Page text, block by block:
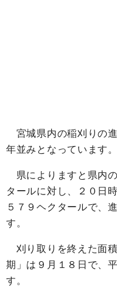
宮城県内の稲刈りの
年並みとなっています。
県によりますと県内
タールに対し、２０日
５７９ヘクタールで、
す。
刈り取りを終えた面
期」は９月１８日で、
す。